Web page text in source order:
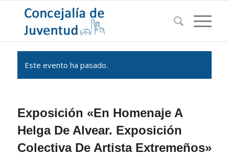
Este evento ha pasado.
Exposición «En Homenaje A
Helga De Alvear. Exposición
Colectiva De Artista Extremeños»